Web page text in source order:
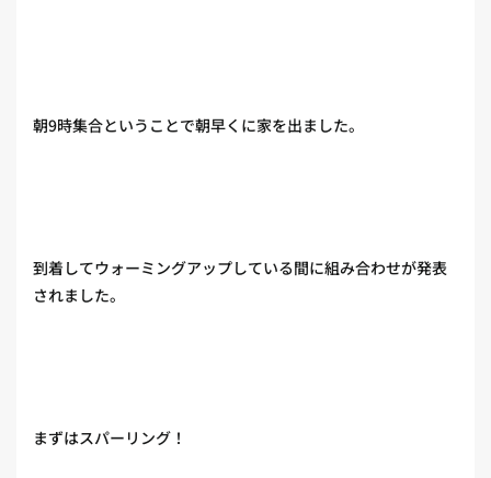
朝9時集合ということで朝早くに家を出ました。
到着してウォーミングアップしている間に組み合わせが発表
されました。
まずはスパーリング！